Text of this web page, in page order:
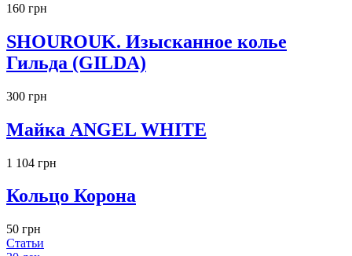
160 грн
SHOUROUK. Изысканное колье
Гильда (GILDA)
300 грн
Майка ANGEL WHITE
1 104 грн
Кольцо Корона
50 грн
Статьи